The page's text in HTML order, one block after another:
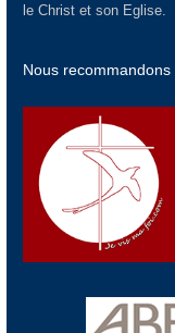
le Christ et son Eglise.
Nous recommandons